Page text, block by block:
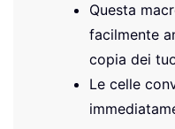
Questa
facilmente
copia dei
Le celle